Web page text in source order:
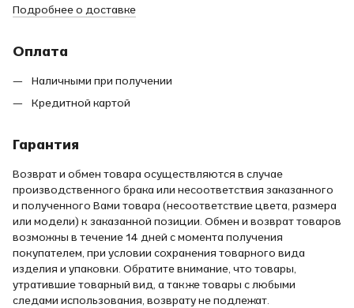
Подробнее о доставке
Оплата
Наличными при получении
Кредитной картой
Гарантия
Возврат и обмен товара осуществляются в случае
производственного брака или несоответствия заказанного
и полученного Вами товара (несоответствие цвета, размера
или модели) к заказанной позиции. Обмен и возврат товаров
возможны в течение 14 дней с момента получения
покупателем, при условии сохранения товарного вида
изделия и упаковки. Обратите внимание, что товары,
утратившие товарный вид, а также товары с любыми
следами использования, возврату не подлежат.